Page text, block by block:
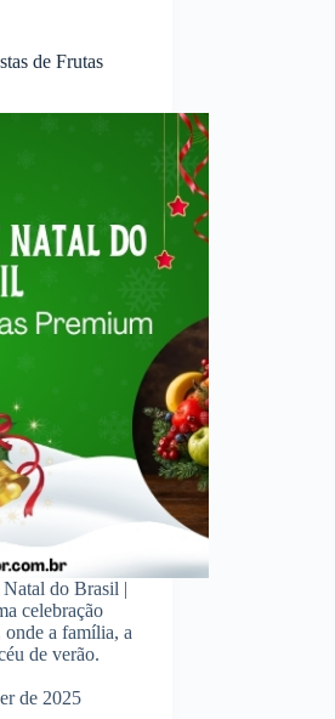
de Frutas
Natal do Brasil |
celebração
a família, a
de verão.
de 2025